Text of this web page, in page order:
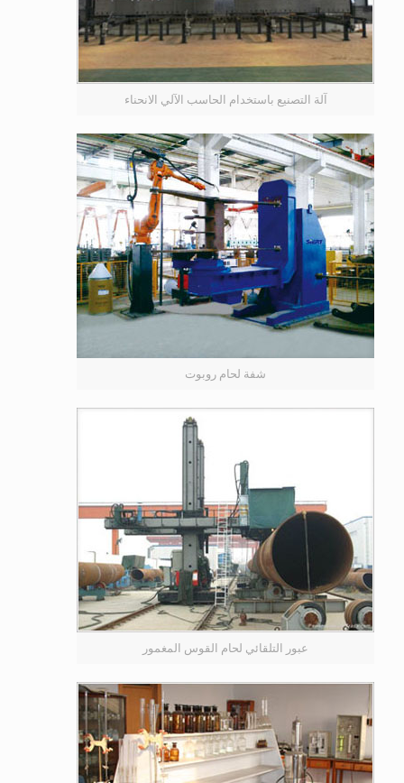
آلة التصنيع باستخدام الحاسب الآلي الانحناء
شفة لحام روبوت
عبور التلقائي لحام القوس المغمور